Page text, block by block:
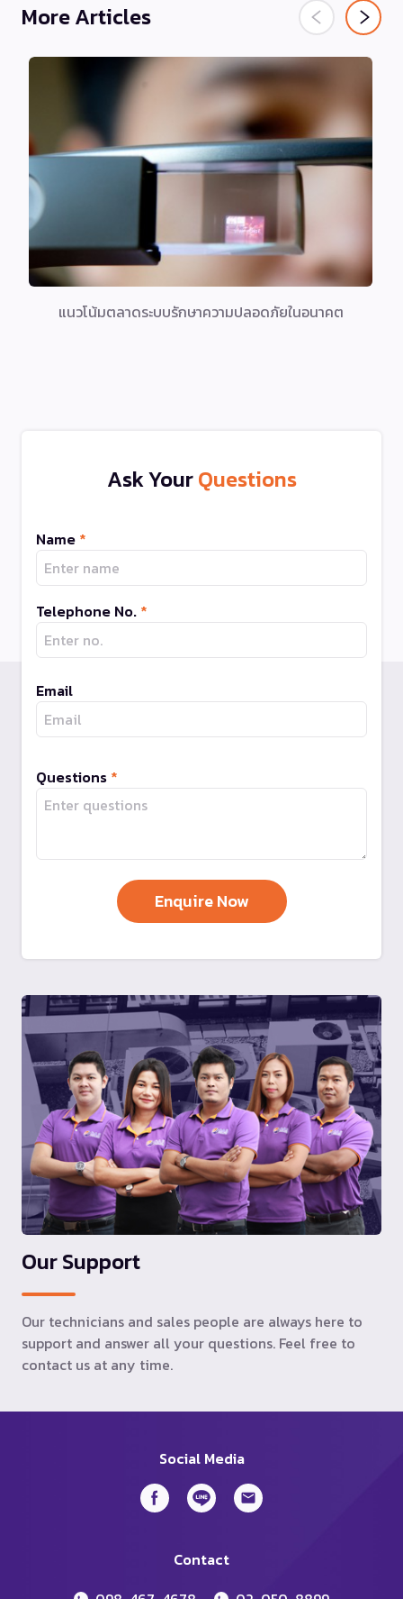
More Articles
แนวโน้มตลาดระบบรักษาความปลอดภัยในอนาคต
Ask YourQuestions
Name *
Telephone No. *
Email
Questions *
Our Support
Our technicians and sales people are always here to
support and answer all your questions. Feel free to
contact us at any time.
Social Media
Contact